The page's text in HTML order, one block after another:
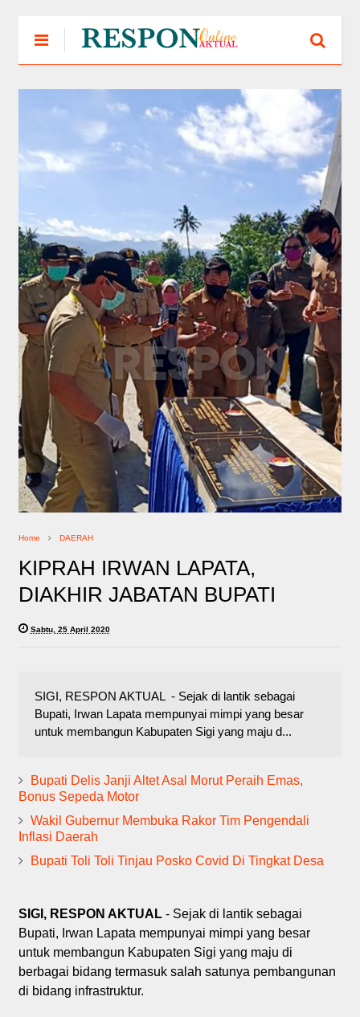
Home DAERAH
KIPRAH IRWAN LAPATA,
DIAKHIR JABATAN BUPATI
Sabtu, 25 April 2020
SIGI, RESPON AKTUAL - Sejak di lantik sebagai
Bupati, Irwan Lapata mempunyai mimpi yang besar
untuk membangun Kabupaten Sigi yang maju d...
Bupati Delis Janji Altet Asal Morut Peraih Emas,
Bonus Sepeda Motor
Wakil Gubernur Membuka Rakor Tim Pengendali
Inflasi Daerah
Bupati Toli Toli Tinjau Posko Covid Di Tingkat Desa
SIGI, RESPON AKTUAL- Sejak di lantik sebagai
Bupati, Irwan Lapata mempunyai mimpi yang besar
untuk membangun Kabupaten Sigi yang maju di
berbagai bidang termasuk salah satunya pembangunan
di bidang infrastruktur.